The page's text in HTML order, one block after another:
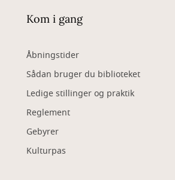
Kom i gang
Åbningstider
Sådan bruger du biblioteket
Ledige stillinger og praktik
Reglement
Gebyrer
Kulturpas